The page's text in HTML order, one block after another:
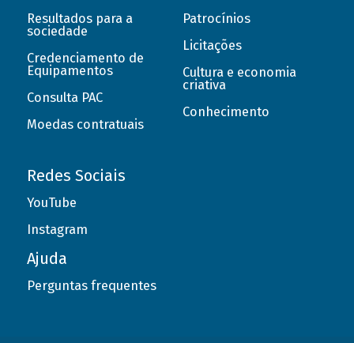
Resultados para a
sociedade
Credenciamento de
Equipamentos
Consulta PAC
Moedas contratuais
Patrocínios
Licitações
Cultura e economia
criativa
Conhecimento
Redes Sociais
YouTube
Instagram
Ajuda
Perguntas frequentes